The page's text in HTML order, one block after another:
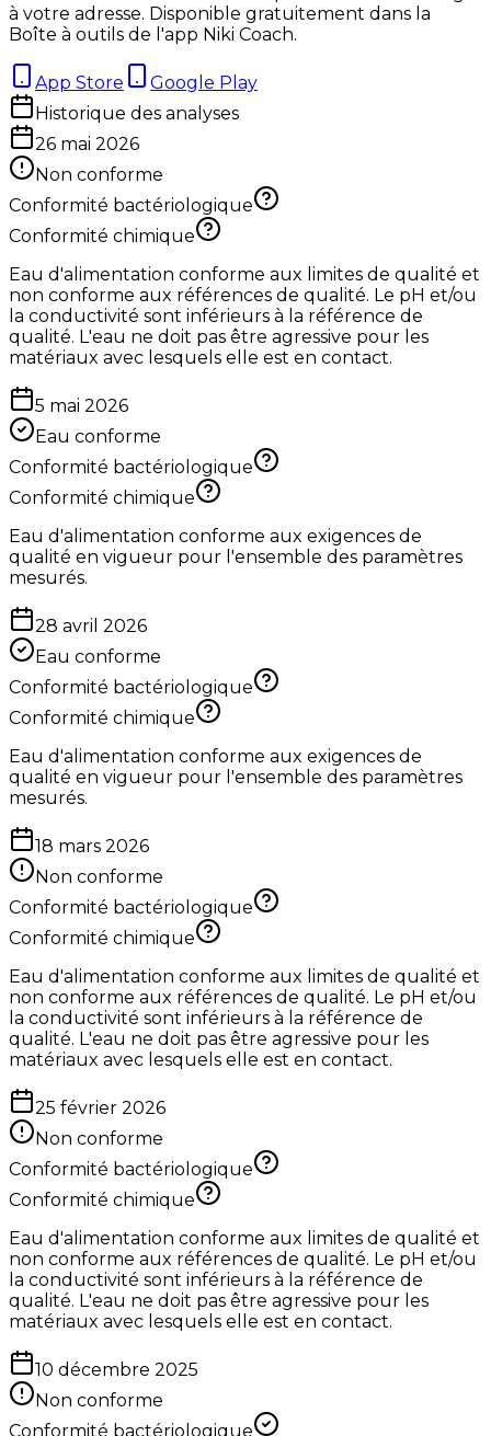
à votre adresse. Disponible gratuitement dans la
Boîte à outils de l'app Niki Coach.
App Store
Google Play
Historique des analyses
26 mai 2026
Non conforme
Conformité bactériologique
Conformité chimique
Eau d'alimentation conforme aux limites de qualité et
non conforme aux références de qualité. Le pH et/ou
la conductivité sont inférieurs à la référence de
qualité. L'eau ne doit pas être agressive pour les
matériaux avec lesquels elle est en contact.
5 mai 2026
Eau conforme
Conformité bactériologique
Conformité chimique
Eau d'alimentation conforme aux exigences de
qualité en vigueur pour l'ensemble des paramètres
mesurés.
28 avril 2026
Eau conforme
Conformité bactériologique
Conformité chimique
Eau d'alimentation conforme aux exigences de
qualité en vigueur pour l'ensemble des paramètres
mesurés.
18 mars 2026
Non conforme
Conformité bactériologique
Conformité chimique
Eau d'alimentation conforme aux limites de qualité et
non conforme aux références de qualité. Le pH et/ou
la conductivité sont inférieurs à la référence de
qualité. L'eau ne doit pas être agressive pour les
matériaux avec lesquels elle est en contact.
25 février 2026
Non conforme
Conformité bactériologique
Conformité chimique
Eau d'alimentation conforme aux limites de qualité et
non conforme aux références de qualité. Le pH et/ou
la conductivité sont inférieurs à la référence de
qualité. L'eau ne doit pas être agressive pour les
matériaux avec lesquels elle est en contact.
10 décembre 2025
Non conforme
Conformité bactériologique